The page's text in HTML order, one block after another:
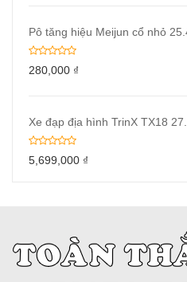
Pô tăng hiệu Meijun cổ nhỏ
280,000 ₫
Xe đạp địa hình TrinX TX18
5,699,000 ₫